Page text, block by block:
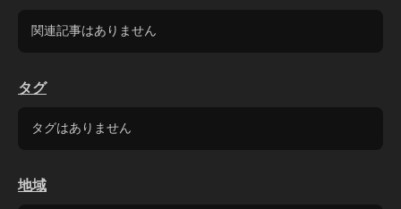
関連記事はありません
タグ
タグはありません
地域